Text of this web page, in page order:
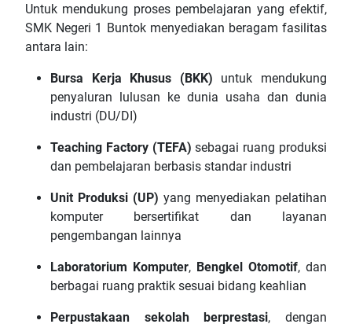
Untuk mendukung proses pembelajaran yang efektif,
SMK Negeri 1 Buntok menyediakan beragam fasilitas
antara lain:
Bursa Kerja Khusus (BKK) untuk mendukung
penyaluran lulusan ke dunia usaha dan dunia
industri (DU/DI)
Teaching Factory (TEFA) sebagai ruang produksi
dan pembelajaran berbasis standar industri
Unit Produksi (UP) yang menyediakan pelatihan
komputer bersertifikat dan layanan
pengembangan lainnya
Laboratorium Komputer, Bengkel Otomotif, dan
berbagai ruang praktik sesuai bidang keahlian
Perpustakaan sekolah berprestasi, dengan